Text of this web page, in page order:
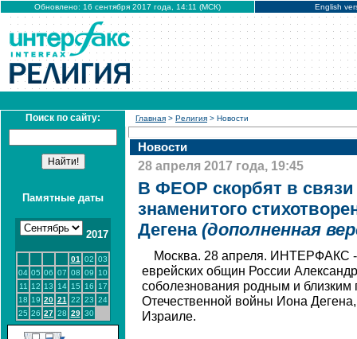
Обновлено: 16 сентября 2017 года, 14:11 (МСК) English
Поиск по сайту:
Памятные даты
2017
01 02 03
04 05 06 07 08 09
10
11
12 13 14 15 16
17
18 19 20 21 22 23 24
25 26 27 28 29 30
Главная > Религия > Новости
Новости
28 апреля 2017 года, 19:45
В ФЕОР скорбят в связи
знаменитого
Дегена (дополненная
Москва. 28 апреля. ИНТЕРФАКС
еврейских общин России
соболезнования родным и близким
Отечественной войны Иона
Израиле.